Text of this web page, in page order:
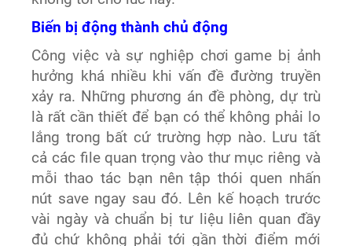
Biến bị động thành chủ động
Công việc và sự nghiệp chơi game bị ảnh
hưởng khá nhiều khi vấn đề đường truyền
xảy ra. Những phương án đề phòng, dự trù
là rất cần thiết để bạn có thể không phải lo
lắng trong bất cứ trường hợp nào. Lưu tất
cả các file quan trọng vào thư mục riêng và
mỗi thao tác bạn nên tập thói quen nhấn
nút save ngay sau đó. Lên kế hoạch trước
vài ngày và chuẩn bị tư liệu liên quan đầy
đủ chứ không phải tới gần thời điểm mới